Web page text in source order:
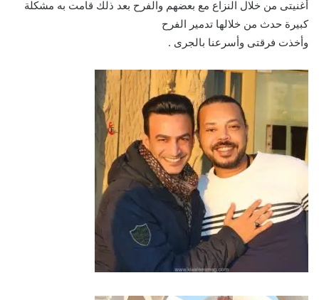
أغنيتى من خلال النزاع مع بعضهم والفرح بعد ذلك قامت به مشكلة
كبيرة حدث من خلالها تدمير الفرح
وأخذت فرقتى وأسرعنا بالجرى .